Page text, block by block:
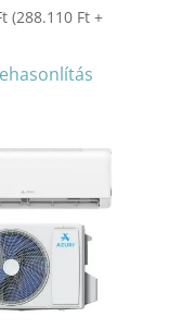
(288.110 Ft +